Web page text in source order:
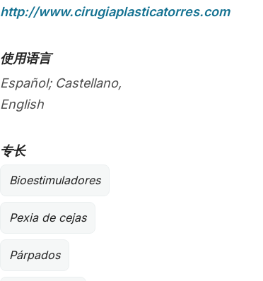
http://www.cirugiaplasticatorres.com
使用语言
Español; Castellano,
English
专长
Bioestimuladores
Pexia de cejas
Párpados